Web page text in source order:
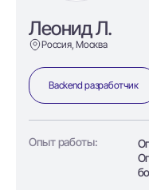
Леонид Л.
Россия, Москва
Backend разработчик
Опыт работы: